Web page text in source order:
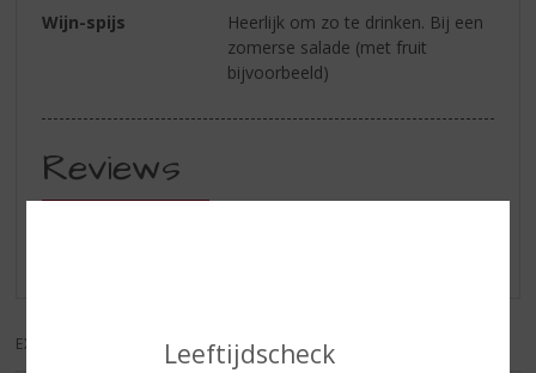
Leeftijdscheck
Wijn-spijs
Heerlijk om zo te drinken. Bij een
zomerse salade (met fruit
bijvoorbeeld)
Reviews
EXCL. BTW INCL. BTW